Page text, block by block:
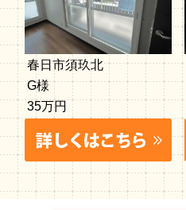
春日市須玖北
G様
35万円